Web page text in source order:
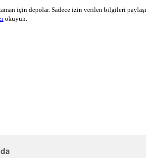
için depolar. Sadece izin verilen bilgileri
okuyun.